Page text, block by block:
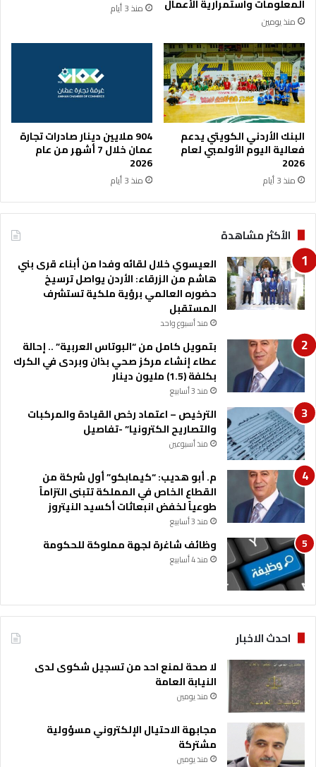
س
ل
ة
ث
ة
ل
د
و
ر
ي
ا
ل
ن
ا
ش
ا
المعلومات واستمرارية الأعمال
منذ يومين
منذ 3 أيام
البنك الأردني الكويتي يدعم
فعالية اليوم الأولمبي لعام
2026
منذ 3 أيام
904 ملايين دينار صادرات تجارة
عمان خلال 7 أشهر من عام
2026
منذ 3 أيام
الأكثر مشاهدة
العيسوي خلال لقائه وفدا من أبناء قرى بني
هاشم من الزرقاء: الأردن يواصل ترسيخ
حضوره العالمي برؤية ملكية تستشرف
المستقبل
منذ أسبوع واحد
بتمويل كامل من “البوتاس العربية” .. إحالة
عطاء إنشاء مركز صحي بذان وبردى في الكرك
بكلفة (1.5) مليون دينار
منذ 3 أسابيع
الترخيص – اعتماد رخص القيادة والمركبات
والتصاريح الكترونيا” -تفاصيل
منذ أسبوعين
م. أبو هديب: “كيمابكو” أول شركة من
القطاع الخاص في المملكة تتبنى التزاماً
طوعياً لخفض انبعاثات أكسيد النيتروز
منذ 3 أسابيع
وظائف شاغرة لجهة مملوكة للحكومة
منذ 4 أسابيع
احدث الاخبار
لا صحة لمنع احد من تسجيل شكوى لدى
النيابة العامة
منذ يومين
مجابهة الاحتيال الإلكتروني مسؤولية
مشتركة
منذ يومين